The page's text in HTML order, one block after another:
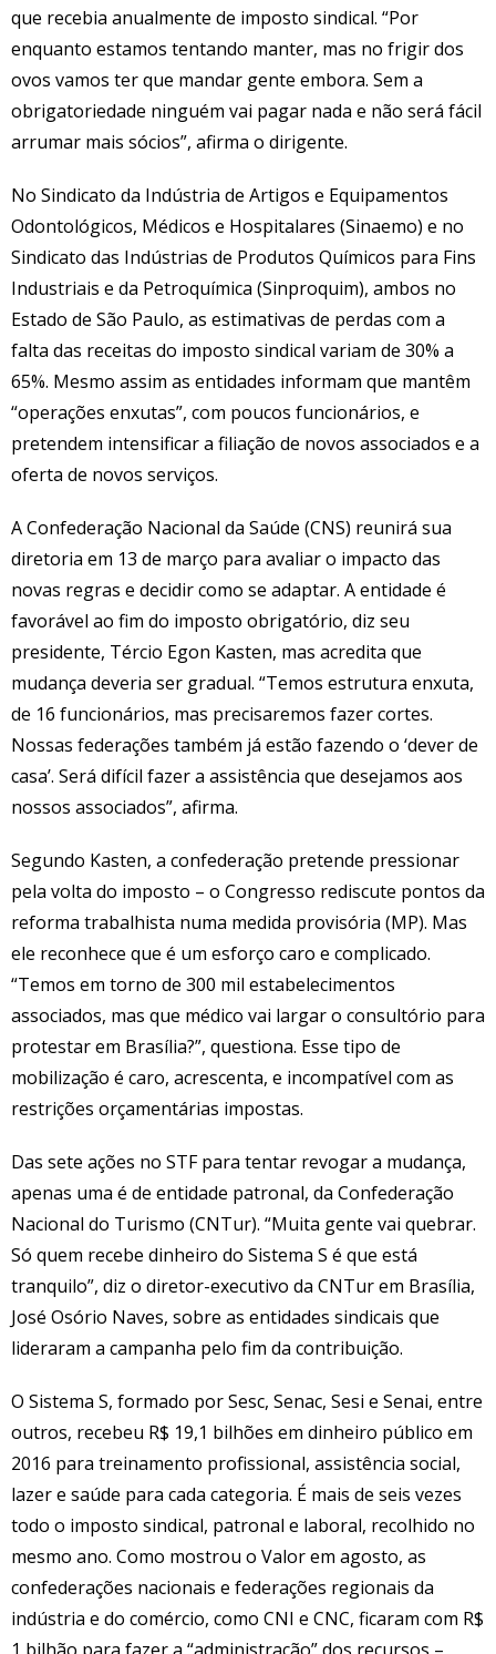
que recebia anualmente de imposto sindical. “Por
enquanto estamos tentando manter, mas no frigir dos
ovos vamos ter que mandar gente embora. Sem a
obrigatoriedade ninguém vai pagar nada e não será fácil
arrumar mais sócios”, afirma o dirigente.
No Sindicato da Indústria de Artigos e Equipamentos
Odontológicos, Médicos e Hospitalares (Sinaemo) e no
Sindicato das Indústrias de Produtos Químicos para Fins
Industriais e da Petroquímica (Sinproquim), ambos no
Estado de São Paulo, as estimativas de perdas com a
falta das receitas do imposto sindical variam de 30% a
65%. Mesmo assim as entidades informam que mantêm
“operações enxutas”, com poucos funcionários, e
pretendem intensificar a filiação de novos associados e a
oferta de novos serviços.
A Confederação Nacional da Saúde (CNS) reunirá sua
diretoria em 13 de março para avaliar o impacto das
novas regras e decidir como se adaptar. A entidade é
favorável ao fim do imposto obrigatório, diz seu
presidente, Tércio Egon Kasten, mas acredita que
mudança deveria ser gradual. “Temos estrutura enxuta,
de 16 funcionários, mas precisaremos fazer cortes.
Nossas federações também já estão fazendo o ‘dever de
casa’. Será difícil fazer a assistência que desejamos aos
nossos associados”, afirma.
Segundo Kasten, a confederação pretende pressionar
pela volta do imposto – o Congresso rediscute pontos da
reforma trabalhista numa medida provisória (MP). Mas
ele reconhece que é um esforço caro e complicado.
“Temos em torno de 300 mil estabelecimentos
associados, mas que médico vai largar o consultório para
protestar em Brasília?”, questiona. Esse tipo de
mobilização é caro, acrescenta, e incompatível com as
restrições orçamentárias impostas.
Das sete ações no STF para tentar revogar a mudança,
apenas uma é de entidade patronal, da Confederação
Nacional do Turismo (CNTur). “Muita gente vai quebrar.
Só quem recebe dinheiro do Sistema S é que está
tranquilo”, diz o diretor-executivo da CNTur em Brasília,
José Osório Naves, sobre as entidades sindicais que
lideraram a campanha pelo fim da contribuição.
O Sistema S, formado por Sesc, Senac, Sesi e Senai, entre
outros, recebeu R$ 19,1 bilhões em dinheiro público em
2016 para treinamento profissional, assistência social,
lazer e saúde para cada categoria. É mais de seis vezes
todo o imposto sindical, patronal e laboral, recolhido no
mesmo ano. Como mostrou o Valor em agosto, as
confederações nacionais e federações regionais da
indústria e do comércio, como CNI e CNC, ficaram com R$
1 bilhão para fazer a “administração” dos recursos –